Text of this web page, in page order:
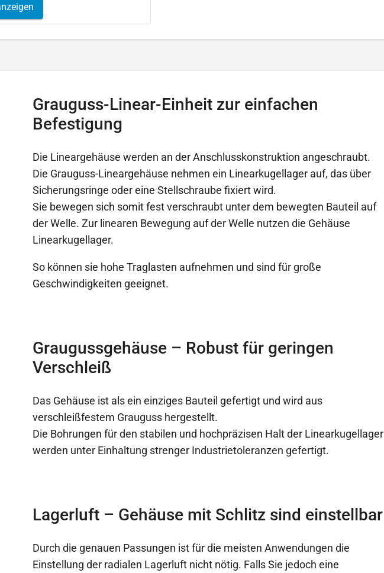
Grauguss-Linear-Einheit zur einfachen
Befestigung
Die Lineargehäuse werden an der Anschlusskonstruktion angeschraubt.
Die Grauguss-Lineargehäuse nehmen ein Linearkugellager auf, das über
Sicherungsringe oder eine Stellschraube fixiert wird.
Sie bewegen sich somit fest verschraubt unter dem bewegten Bauteil auf
der Welle. Zur linearen Bewegung auf der Welle nutzen die Gehäuse
Linearkugellager.
So können sie hohe Traglasten aufnehmen und sind für große
Geschwindigkeiten geeignet.
Graugussgehäuse – Robust für geringen
Verschleiß
Das Gehäuse ist als ein einziges Bauteil gefertigt und wird aus
verschleißfestem Grauguss hergestellt.
Die Bohrungen für den stabilen und hochpräzisen Halt der Linearkugellager
werden unter Einhaltung strenger Industrietoleranzen gefertigt.
Lagerluft – Gehäuse mit Schlitz sind einstellbar
Durch die genauen Passungen ist für die meisten Anwendungen die
Einstellung der radialen Lagerluft nicht nötig. Falls Sie jedoch eine